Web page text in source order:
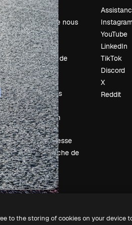
Prix
À propos de nous
Avis
Carrières
Tendances de
recherche
Blog
Événements
Slidesgo
Vendre mon
contenu
Salle de presse
À la recherche de
magnific.ai
YouTube
LinkedIn
TikTok
Discord
X
Reddit
to the storing of cookies on your device